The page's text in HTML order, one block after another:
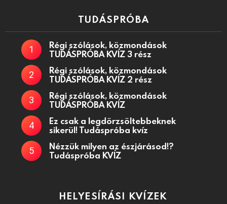
TUDÁSPRÓBA
Régi szólások, közmondások
TUDÁSPRÓBA KVÍZ 3 rész
Régi szólások, közmondások
TUDÁSPRÓBA KVÍZ 2 rész
Régi szólások, közmondások
TUDÁSPRÓBA KVÍZ
Ez csak a legdörzsöltebbeknek
sikerül! Tudáspróba kvíz
Nézzük milyen az észjárásod!?
Tudáspróba KVÍZ
HELYESÍRÁSI KVÍZEK